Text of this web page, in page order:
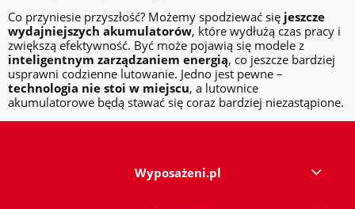
Co przyniesie przyszłość? Możemy spodziewać się jeszcze
wydajniejszych akumulatorów, które wydłużą czas pracy i
zwiększą efektywność. Być może pojawią się modele z
inteligentnym zarządzaniem energią, co jeszcze bardziej
usprawni codzienne lutowanie. Jedno jest pewne –
technologia nie stoi w miejscu, a lutownice
akumulatorowe będą stawać się coraz bardziej niezastąpione.
Wyposażeni.pl